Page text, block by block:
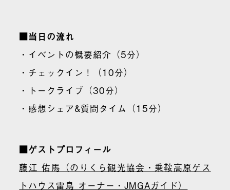
■当日の流れ
・イベントの概要紹介（5分）
・チェックイン！（10分）
・トークライブ（30分）
・感想シェア&質問タイム（15分）
■ゲストプロフィール
藤江 佑馬（のりくら観光協会・乗鞍高原ゲス
トハウス雷鳥 オーナー・JMGAガイド）